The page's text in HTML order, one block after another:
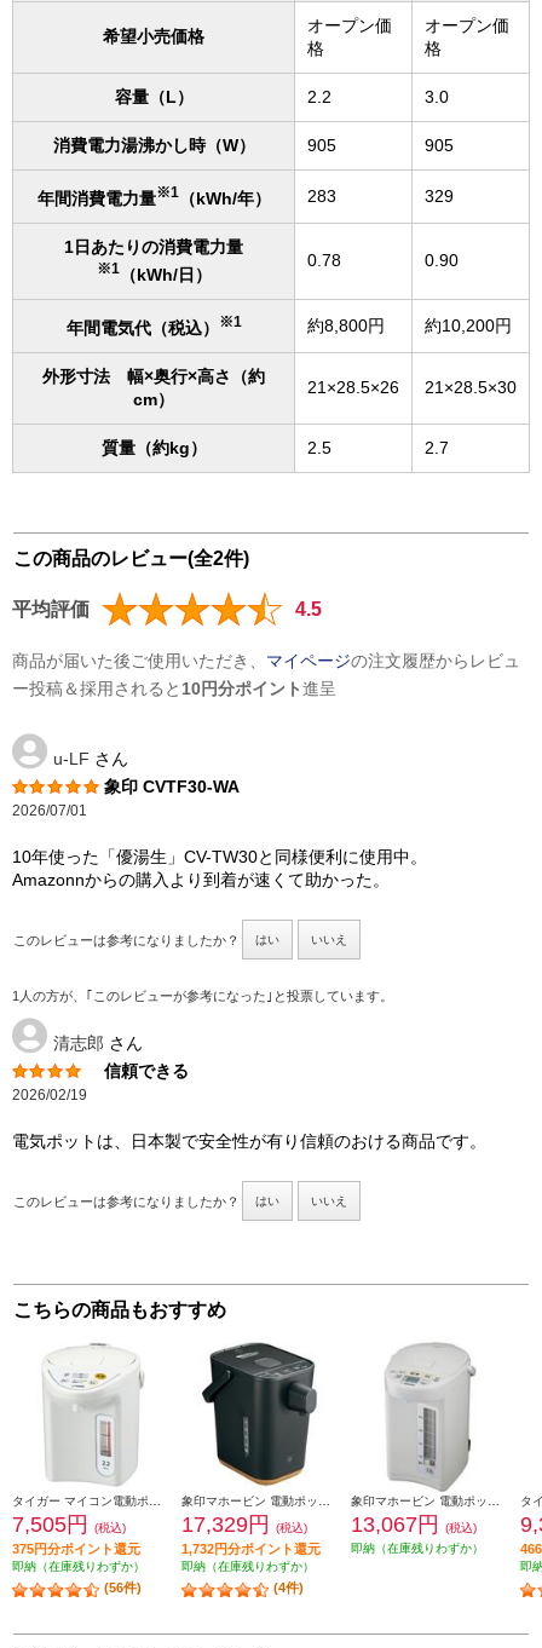
希望小売価格
オープン価
格
オープン価
格
容量（L） 2.2 3.0
消費電力湯沸かし時（W） 905 905
年間消費電力量※1（kWh/年） 283 329
1日あたりの消費電力量
※1（kWh/日）
0.78 0.90
年間電気代（税込） ※1 約8,800円 約10,200円
外形寸法 幅×奥行×高さ（約
cm）
21×28.5×26 21×28.5×30
質量（約kg） 2.5 2.7
この商品のレビュー(全2件)
平均評価 4.5
商品が届いた後ご使用いただき、 マイページの注文履歴からレビュ
ー投稿＆採用されると 10円分ポイント進呈
u-LF さん
象印 CVTF30-WA
2026/07/01
10年使った「優湯生」CV-TW30と同様便利に使用中。
Amazonnからの購入より到着が速くて助かった。
このレビューは参考になりましたか？ はい いいえ
1人の方が、｢このレビューが参考になった｣と投票しています。
清志郎 さん
信頼できる
2026/02/19
電気ポットは、日本製で安全性が有り信頼のおける商品です。
このレビューは参考になりましたか？ はい いいえ
こちらの商品もおすすめ
7,505円 (税込)
375円分ポイント還元
即納（在庫残りわずか）
(56件)
17,329円 (税込)
1,732円分ポイント還元
即納（在庫残りわずか）
(4件)
13,067円
(税込)
即納（在庫残りわずか）
即